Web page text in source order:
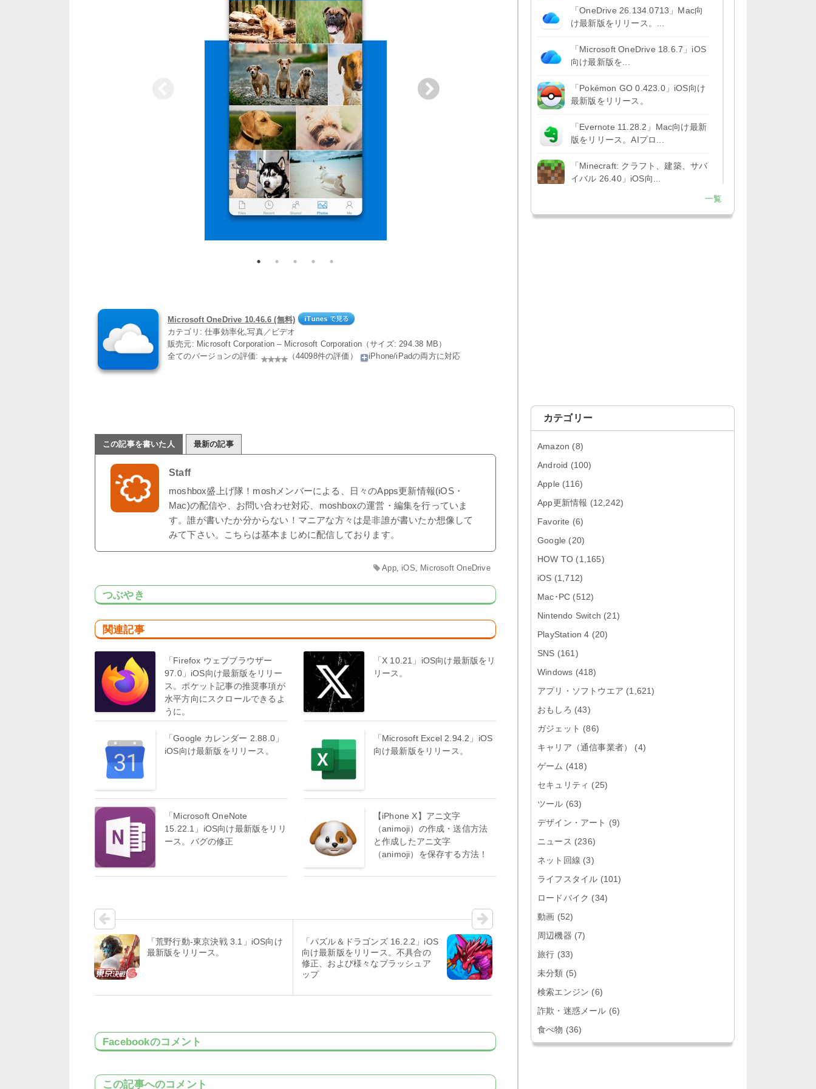
Microsoft OneDrive 10.46.6 (無料)
カテゴリ: 仕事効率化,写真／ビデオ
販売元: Microsoft Corporation – Microsoft Corporation（サイズ: 294.38 MB）
全てのバージョンの評価:
（44098件の評価） iPhone/iPadの両方に対応
この記事を書いた人 最新の記事
Staff
moshbox盛上げ隊！moshメンバーによる、日々のApps更新情報(iOS・
Mac)の配信や、お問い合わせ対応、moshboxの運営・編集を行っていま
す。誰が書いたか分からない！マニアな方々は是非誰が書いたか想像して
みて下さい。こちらは基本まじめに配信しております。
App, iOS Microsoft OneDrive
つぶやき
関連記事
「Firefox ウェブブラウザー
97.0」iOS向け最新版をリリー
ス。ポケット記事の推奨事項が
水平方向にスクロールできるよ
うに。
「X 10.21」iOS向け最新版をリ
リース。
「Google カレンダー 2.88.0」
iOS向け最新版をリリース。
「Microsoft Excel 2.94.2」iOS
向け最新版をリリース。
「Microsoft OneNote
15.22.1」iOS向け最新版をリリ
ース。バグの修正
【iPhone X】アニ文字
（animoji）の作成・送信方法
と作成したアニ文字
（animoji）を保存する方法！
「荒野行動-東京決戦 3.1」iOS向け
最新版をリリース。
「パズル＆ドラゴンズ 16.2.2」iOS
向け最新版をリリース。不具合の
修正、および様々なブラッシュア
ップ
Facebookのコメント
この記事へのコメント
「OneDrive 26.134.0713」Mac向
け最新版をリリース。...
「Microsoft OneDrive 18.6.7」iOS
向け最新版を...
「Pokémon GO 0.423.0」iOS向け
最新版をリリース。
「Evernote 11.28.2」Mac向け最新
版をリリース。AIプロ...
「Minecraft: クラフト、建築、サバ
イバル 26.40」iOS向...
ザ 151.0.7922....
け最新版をリリース。
け最新版をリリ...
iOS向け最...
け最新版をリリー...
「Firefox 高速・プライベートなブ
ラウザー 153.2」iOS向け...
「Google アプリ 432.8」iOS向け
「X 12.14」iOS向け最新版をリリ
「LINE 26.3.1」Mac向け最新版を
「YouTube 21.31.3」iOS向け最新
一覧
カテゴリー
Amazon (8)
Android (100)
Apple (116)
App更新情報 (12,242)
Favorite (6)
Google (20)
HOW TO (1,165)
iOS (1,712)
Mac･PC (512)
Nintendo Switch (21)
PlayStation 4 (20)
SNS (161)
Windows (418)
アプリ・ソフトウエア (1,621)
おもしろ (43)
ガジェット (86)
キャリア（通信事業者）
(4)
ゲーム (418)
セキュリティ (25)
ツール (63)
デザイン・アート (9)
ニュース (236)
ネット回線 (3)
ライフスタイル (101)
ロードバイク (34)
動画 (52)
周辺機器 (7)
旅行 (33)
未分類 (5)
検索エンジン (6)
詐欺・迷惑メール (6)
食べ物 (36)